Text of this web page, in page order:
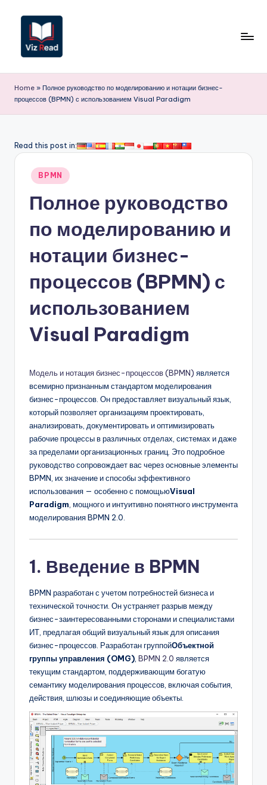
Перейти
содержимому
iz
R
a
A
o
w
&
D
it
si
Home » Полное руководство по моделированию и нотации бизнес-
процессов (BPMN) с использованием Visual Paradigm
Read this post in:
Опубликовано
BPMN
Полное руководство
по моделированию и
нотации бизнес-
процессов (BPMN) с
использованием
Visual Paradigm
Модель и нотация бизнес-процессов (BPMN) является
всемирно признанным стандартом моделирования
бизнес-процессов. Он предоставляет визуальный язык,
который позволяет организациям проектировать,
анализировать, документировать и оптимизировать
рабочие процессы в различных отделах, системах и даже
за пределами организационных границ. Это подробное
руководство сопровождает вас через основные элементы
BPMN, их значение и способы эффективного
использования — особенно с помощьюVisual
Paradigm , мощного и интуитивно понятного инструмента
моделирования BPMN 2.0.
1. Введение в BPMN
BPMN разработан с учетом потребностей бизнеса и
технической точности. Он устраняет разрыв между
бизнес-заинтересованными сторонами и специалистами
ИТ, предлагая общий визуальный язык для описания
бизнес-процессов. Разработан группойОбъектной
группы управления (OMG) BPMN 2.0 является
текущим стандартом, поддерживающим богатую
семантику моделирования процессов, включая события,
действия, шлюзы и соединяющие объекты.